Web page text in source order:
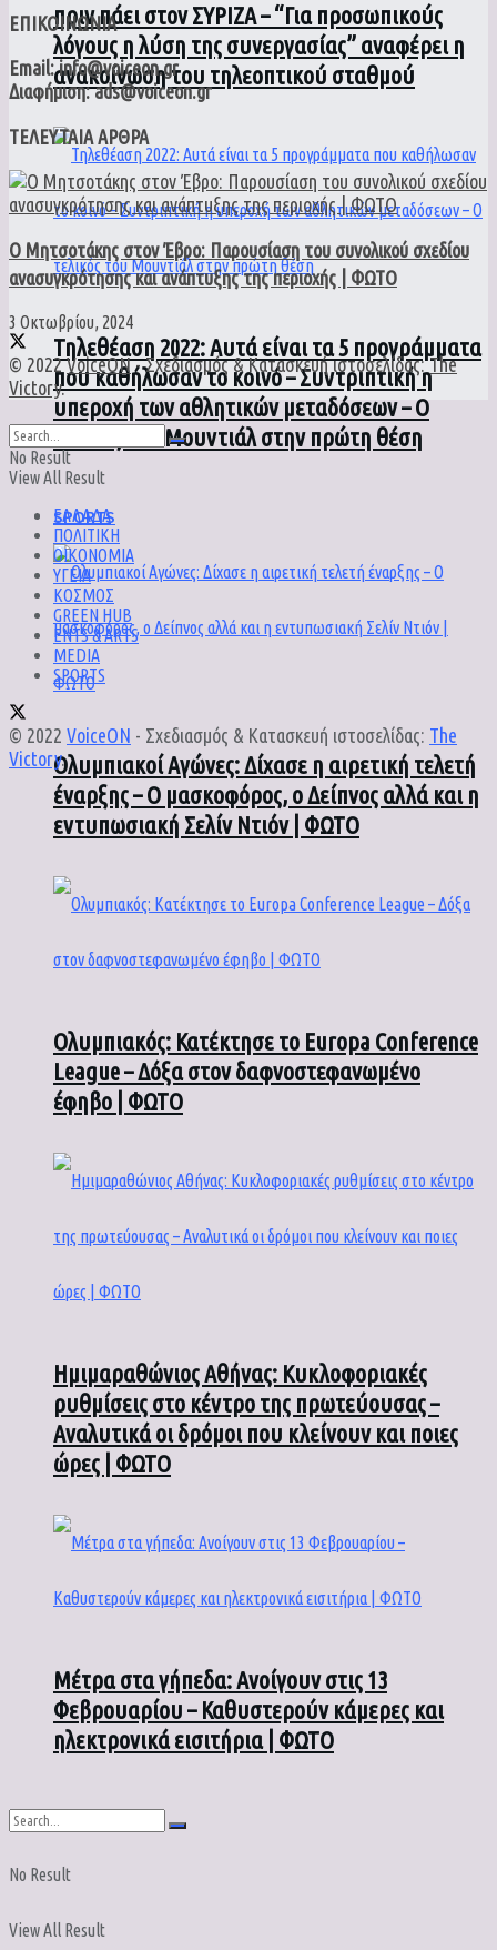
πριν πάει στον ΣΥΡΙΖΑ – “Για προσωπικούς
λόγους η λύση της συνεργασίας” αναφέρει η
ανακοίνωση του τηλεοπτικού σταθμού
Τηλεθέαση 2022: Αυτά είναι τα 5 προγράμματα
που καθήλωσαν το κοινό – Συντριπτική η
υπεροχή των αθλητικών μεταδόσεων – Ο
τελικός του Μουντιάλ στην πρώτη θέση
SPORTS
Ολυμπιακοί Αγώνες: Δίχασε η αιρετική τελετή
έναρξης – Ο μασκοφόρος, ο Δείπνος αλλά και η
εντυπωσιακή Σελίν Ντιόν | ΦΩΤΟ
Ολυμπιακός: Κατέκτησε το Europa Conference
League – Δόξα στον δαφνοστεφανωμένο
έφηβο | ΦΩΤΟ
Ημιμαραθώνιος Αθήνας: Κυκλοφοριακές
ρυθμίσεις στο κέντρο της πρωτεύουσας –
Αναλυτικά οι δρόμοι που κλείνουν και ποιες
ώρες | ΦΩΤΟ
Μέτρα στα γήπεδα: Ανοίγουν στις 13
Φεβρουαρίου – Καθυστερούν κάμερες και
ηλεκτρονικά εισιτήρια | ΦΩΤΟ
No Result
View All Result
ΕΠΙΚΟΙΝΩΝΙΑ
Email: info@voiceon.gr
Διαφήμιση: ads@voiceon.gr
ΤΕΛΕΥΤΑΙΑ ΑΡΘΡΑ
Ο Μητσοτάκης στον Έβρο: Παρουσίαση του συνολικού σχεδίου
ανασυγκρότησης και ανάπτυξης της περιοχής | ΦΩΤΟ
3 Οκτωβρίου, 2024
© 2022VoiceON- Σχεδιασμός & Κατασκευή ιστοσελίδας:The
Victory.
No Result
View All Result
ΕΛΛΑΔΑ
ΠΟΛΙΤΙΚΗ
ΟΙΚΟΝΟΜΙΑ
ΥΓΕΙΑ
ΚΟΣΜΟΣ
GREEN HUB
ENTS & ARTS
MEDIA
SPORTS
© 2022 VoiceON - Σχεδιασμός & Κατασκευή ιστοσελίδας: The
Victory.